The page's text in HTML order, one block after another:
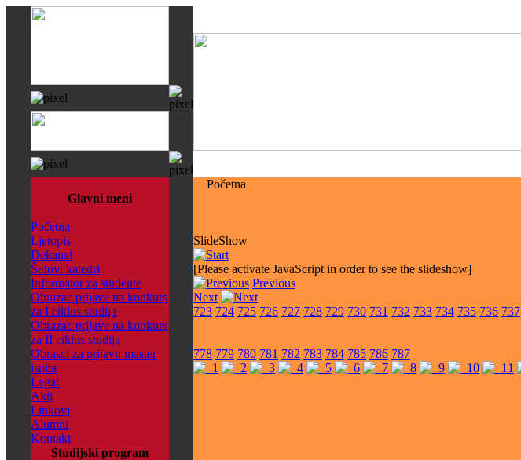
Glavni meni
Početna
Ljetopis
Dekanat
Šefovi katedri
Informator za studente
Obrazac prijave na konkurs
za I ciklus studija
Obrazac prijave na konkurs
za II ciklus studija
Obrasci za prijavu master
ispita
Legat
Akti
Linkovi
Alumni
Kontakt
Studijski program
Početna
SlideShow
[Please activate JavaScript in order to see the slideshow]
Previous
Next
723 724 725 726 727 728 729 730 731 732 733 734 735 736 737
778 779 780 781 782 783 784 785 786 787